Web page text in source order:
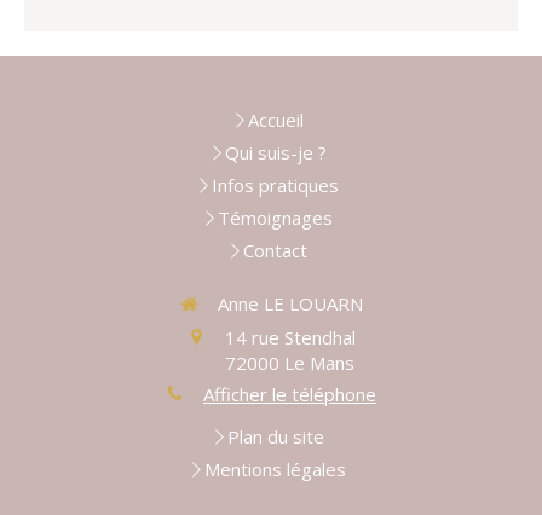
Accueil
Qui suis-je ?
Infos pratiques
Témoignages
Contact
Anne LE LOUARN
14 rue Stendhal
72000 Le Mans
Afficher le téléphone
Plan du site
Mentions légales